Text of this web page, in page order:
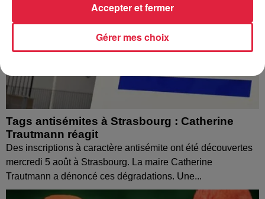
Tags antisémites à Strasbourg : Catherine
Trautmann réagit
Des inscriptions à caractère antisémite ont été découvertes
mercredi 5 août à Strasbourg. La maire Catherine
Trautmann a dénoncé ces dégradations. Une...
Gérer mes choix
Accepter et fermer